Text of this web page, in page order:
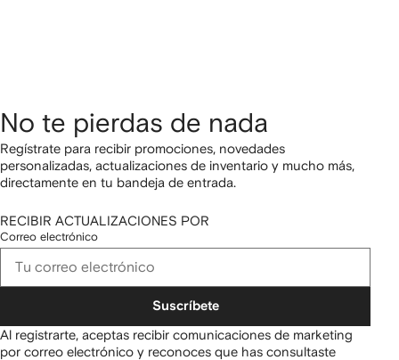
No te pierdas de nada
Regístrate para recibir promociones, novedades
personalizadas, actualizaciones de inventario y mucho más,
directamente en tu bandeja de entrada.
RECIBIR ACTUALIZACIONES POR
Correo electrónico
Suscríbete
Al registrarte, aceptas recibir comunicaciones de marketing
por correo electrónico y reconoces que has consultaste